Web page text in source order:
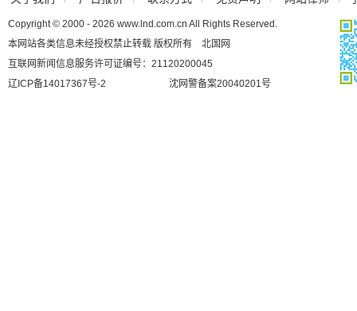
Copyright © 2000 - 2026 www.lnd.com.cn All Rights Reserved.
本网站各类信息未经授权禁止转载 版权所有 北国网
互联网新闻信息服务许可证编号：21120200045
辽ICP备14017367号-2
沈网警备案20040201号